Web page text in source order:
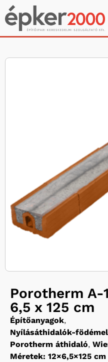
Porotherm A-
6,5 x 125 cm
Építőanyagok,
Nyílásáthidalók-
Porotherm áthidaló,
Méretek: 12×6,5×125 cm